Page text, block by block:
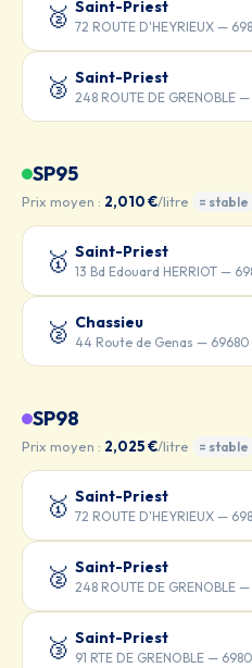
🥈 Saint-Priest
72 ROUTE D'HEYRIEUX —
🥉 Saint-Priest
248 ROUTE DE GRENOBLE
SP95
Prix moyen : 2,010 €/litre = stable
🥇 Saint-Priest
13 Bd Edouard HERRIOT —
🥈 Chassieu
44 Route de Genas — 69680
SP98
Prix moyen : 2,025 €/litre = stable
🥇 Saint-Priest
72 ROUTE D'HEYRIEUX —
🥈 Saint-Priest
248 ROUTE DE GRENOBLE
🥉 Saint-Priest
91 RTE DE GRENOBLE —